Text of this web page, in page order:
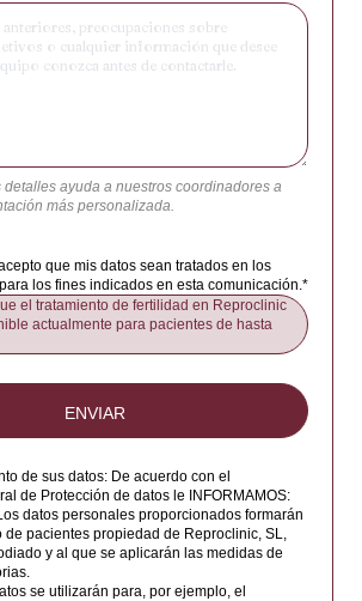
a elegir
ayuda a nuestros coordinadores a
más personalizada.
que mis datos sean tratados en los
los fines indicados en esta comunicación.*
el tratamiento de fertilidad en Reproclinic
actualmente para pacientes de hasta
ENVIAR
de sus datos: De acuerdo con el
de Protección de datos le INFORMAMOS:
datos personales proporcionados formarán
de pacientes propiedad de Reproclinic, SL,
y al que se aplicarán las medidas de
se utilizarán para, por ejemplo, el